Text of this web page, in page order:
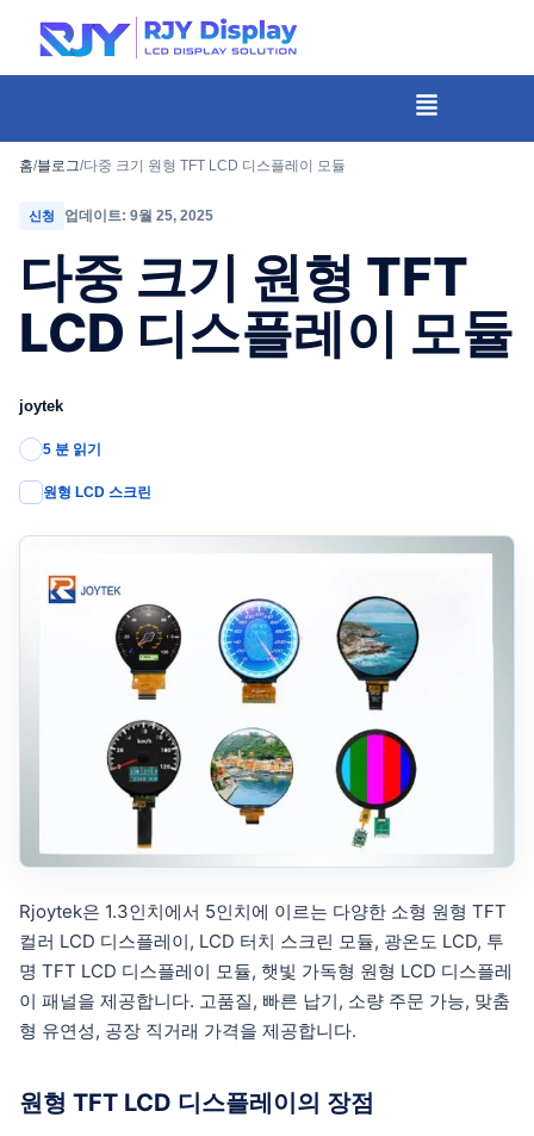
메
뉴
홈/블로그/다중 크기 원형 TFT LCD 디스플레이 모듈
신청 업데이트: 9월 25, 2025
다중 크기 원형 TFT
LCD 디스플레이 모듈
joytek
5 분 읽기
원형 LCD 스크린
Rjoytek은 1.3인치에서 5인치에 이르는 다양한 소형 원형 TFT
컬러 LCD 디스플레이, LCD 터치 스크린 모듈, 광온도 LCD, 투
명 TFT LCD 디스플레이 모듈, 햇빛 가독형 원형 LCD 디스플레
이 패널을 제공합니다. 고품질, 빠른 납기, 소량 주문 가능, 맞춤
형 유연성, 공장 직거래 가격을 제공합니다.
원형 TFT LCD 디스플레이의 장점